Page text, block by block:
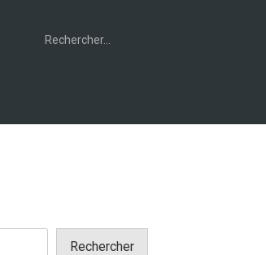
Rechercher :
Rechercher